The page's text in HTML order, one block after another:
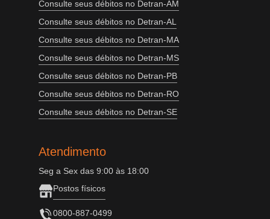
Consulte seus débitos no Detran-AM
Consulte seus débitos no Detran-AL
Consulte seus débitos no Detran-MA
Consulte seus débitos no Detran-MS
Consulte seus débitos no Detran-PB
Consulte seus débitos no Detran-RO
Consulte seus débitos no Detran-SE
Atendimento
Seg a Sex das 9:00 às 18:00
Postos físicos
0800-887-0499